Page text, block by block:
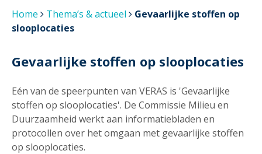
Home Thema’s & actueel
Gevaarlijke stoffen op
slooplocaties
Gevaarlijke stoffen op slooplocaties
Eén van de speerpunten van VERAS is 'Gevaarlijke
stoffen op slooplocaties'. De Commissie Milieu en
Duurzaamheid werkt aan informatiebladen en
protocollen over het omgaan met gevaarlijke stoffen
op slooplocaties.